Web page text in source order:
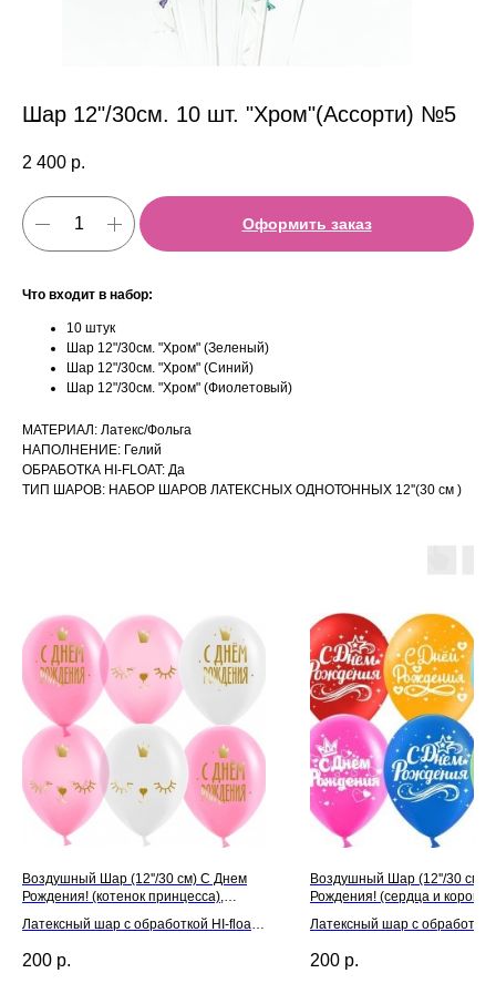
Шар 12"/30см. 10 шт. "Хром"(Ассорти) №5
2 400 р.
Оформить заказ
Что входит в набор:
10 штук
Шар 12"/30см. "Хром" (Зеленый)
Шар 12"/30см. "Хром" (Синий)
Шар 12"/30см. "Хром" (Фиолетовый)
МАТЕРИАЛ: Латекс/Фольга
НАПОЛНЕНИЕ: Гелий
ОБРАБОТКА HI-FLOAT: Да
ТИП ШАРОВ: НАБОР ШАРОВ ЛАТЕКСНЫХ ОДНОТОННЫХ 12''(30 см )
Воздушный Шар (12''/30 см) С Днем
Рождения! (котенок принцесса),
Латексный шар с обработкой HI-float
200 р.
Воздушный Шар (12''/30 см)
Рождения! (сердца и
Латексный шар с
200 р.